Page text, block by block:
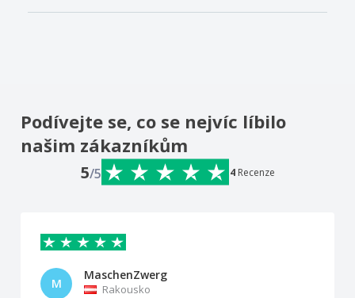
Podívejte se, co se nejvíc líbilo
našim zákazníkům
5/5 4 Recenze
M
MaschenZwerg
Rakousko